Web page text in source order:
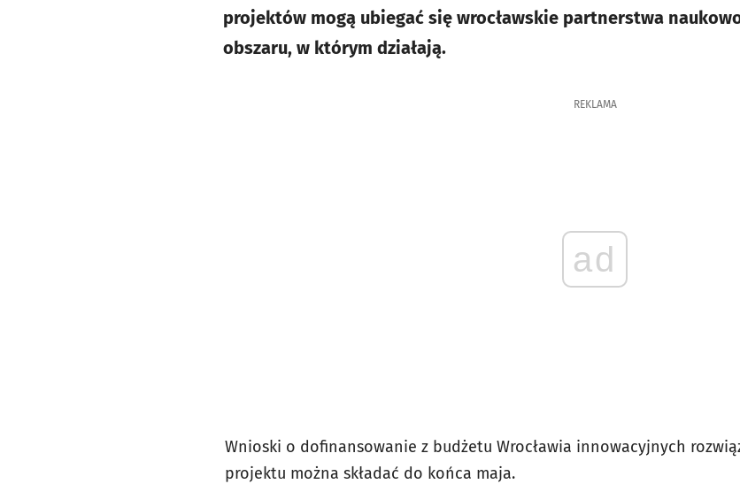
projektów mogą ubiegać się wrocławskie partnerstwa
obszaru, w którym działają.
REKLAMA
ad
Wnioski o dofinansowanie z budżetu Wrocławia innowacyjnych
projektu można składać do końca maja.